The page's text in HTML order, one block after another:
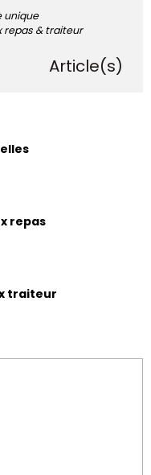
unique
repas & traiteur
Article(s)
repas
traiteur